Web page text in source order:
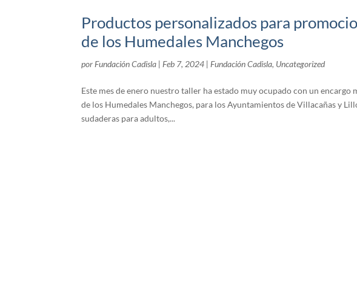
Productos personalizados para
de los Humedales Manchegos
por Fundación Cadisla | Feb 7, 2024 | Fundación Cadisla, Uncategorized
Este mes de enero nuestro taller ha estado muy ocupado con un encargo
de los Humedales Manchegos, para los Ayuntamientos de Villacañas y
sudaderas para adultos,...